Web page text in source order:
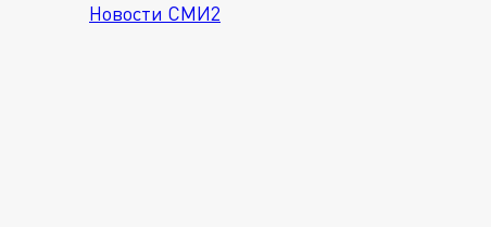
Новости СМИ2